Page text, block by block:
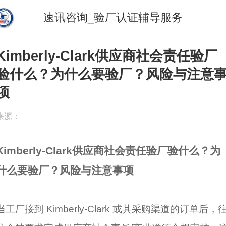
速讯咨询_验厂认证辅导服务
Clark供应商社会责任验厂
什么？为什么要验厂？风险与注意
源：
Clark供应商社会责任验厂验什么？为
么要验厂？风险与注意事项
工厂接到 Kimberly-Clark 或其采购渠道的订单后，